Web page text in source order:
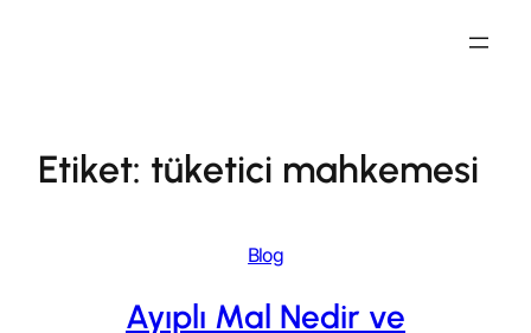
Etiket: tüketici mahkemesi
Blog
Ayıplı Mal Nedir ve